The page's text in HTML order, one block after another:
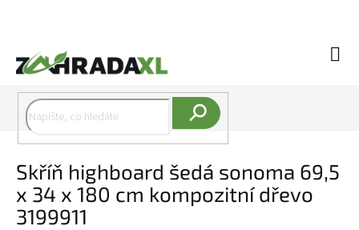
Skříň highboard šedá sonoma 69,5
x 34 x 180 cm kompozitní dřevo
3199911